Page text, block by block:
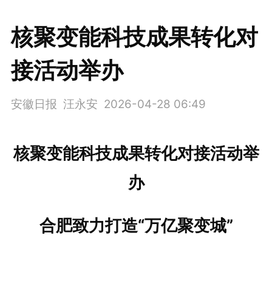
核聚变能科技成果转化对
接活动举办
安徽日报 汪永安 2026-04-28 06:49
核聚变能科技成果转化对接活动举
办
合肥致力打造“万亿聚变城”